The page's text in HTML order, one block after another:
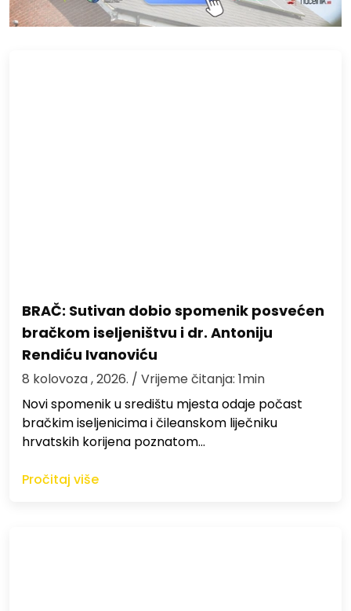
BRAČ: Sutivan dobio spomenik posvećen
bračkom iseljeništvu i dr. Antoniju
Rendiću Ivanoviću
8 kolovoza , 2026. / Vrijeme čitanja: 1min
Novi spomenik u središtu mjesta odaje počast
bračkim iseljenicima i čileanskom liječniku
hrvatskih korijena poznatom…
Pročitaj više